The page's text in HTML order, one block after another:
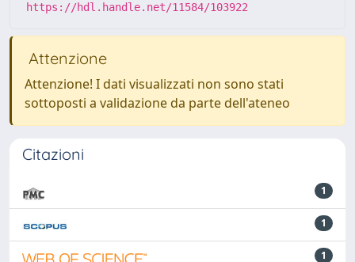
https://hdl.handle.net/11584/103922
Attenzione
Attenzione! I dati visualizzati non sono stati
sottoposti a validazione da parte dell'ateneo
Citazioni
1
1
1